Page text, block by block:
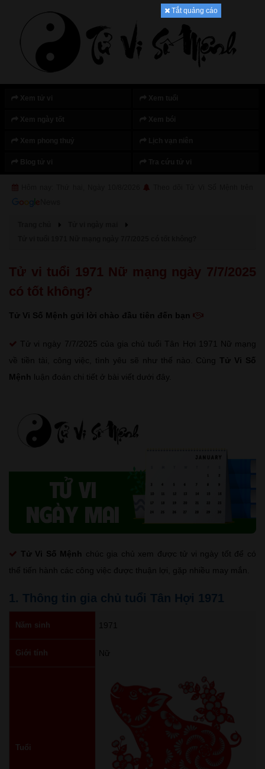
Tắt quảng cáo
Tử vi tuổi 1971 Nữ mạng ngày 7/7/2025
có tốt không?
Tử Vi Số Mệnh gửi lời chào đầu tiên đến bạn
Tử vi ngày 7/7/2025 của gia chủ tuổi Tân Hợi 1971 Nữ mạng
về tiền tài, công việc, tình yêu sẽ như thế nào. Cùng Tử Vi Số
Mệnh luận đoán chi tiết ở bài viết dưới đây.
Tử Vi Số Mệnh chúc gia chủ xem được tử vi ngày tốt để có
thể tiến hành các công việc được thuận lợi, gặp nhiều may mắn.
1. Thông tin gia chủ tuổi Tân Hợi 1971
Năm sinh 1971
Giới tính Nữ
Tuổi